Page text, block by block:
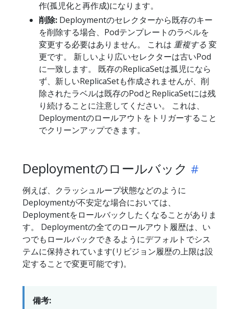
作(孤児化と再作成)になります。
削除: Deploymentのセレクターから既存のキー
を削除する場合、Podテンプレートのラベルを
変更する必要はありません。 これは 重複する 変
更です。 新しいより広いセレクターは古いPod
に一致します。 既存のReplicaSetは孤児になら
ず、新しいReplicaSetも作成されませんが、削
除されたラベルは既存のPodとReplicaSetには残
り続けることに注意してください。 これは、
Deploymentのロールアウトをトリガーすること
でクリーンアップできます。
Deploymentのロールバック
例えば、クラッシュループ状態などのように
Deploymentが不安定な場合においては、
Deploymentをロールバックしたくなることがありま
す。 Deploymentの全てのロールアウト履歴は、い
つでもロールバックできるようにデフォルトでシス
テムに保持されています(リビジョン履歴の上限は設
定することで変更可能です)。
備考: